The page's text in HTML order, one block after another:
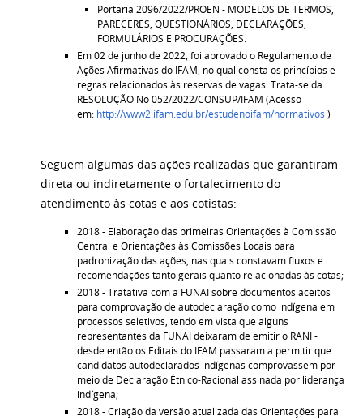
Portaria 2096/2022/PROEN - MODELOS DE TERMOS,
PARECERES, QUESTIONÁRIOS, DECLARAÇÕES,
FORMULÁRIOS E PROCURAÇÕES.
Em 02 de junho de 2022, foi aprovado o Regulamento de
Ações Afirmativas do IFAM, no qual consta os princípios e
regras relacionados às reservas de vagas. Trata-se da
RESOLUÇÃO No 052/2022/CONSUP/IFAM (Acesso
em: http://www2.ifam.edu.br/estudenoifam/normativos )
Seguem algumas das ações realizadas que garantiram
direta ou indiretamente o fortalecimento do
atendimento às cotas e aos cotistas:
2018 - Elaboração das primeiras Orientações à Comissão
Central e Orientações às Comissões Locais para
padronização das ações, nas quais constavam fluxos e
recomendações tanto gerais quanto relacionadas às cotas;
2018 - Tratativa com a FUNAI sobre documentos aceitos
para comprovação de autodeclaração como indígena em
processos seletivos, tendo em vista que alguns
representantes da FUNAI deixaram de emitir o RANI -
desde então os Editais do IFAM passaram a permitir que
candidatos autodeclarados indígenas comprovassem por
meio de Declaração Étnico-Racional assinada por liderança
indígena;
2018 - Criação da versão atualizada das Orientações para